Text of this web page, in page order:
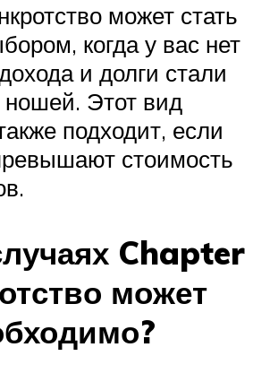
может стать
когда у вас нет
и долги стали
ношей. Этот вид
подходит, если
стоимость
Chapter
может